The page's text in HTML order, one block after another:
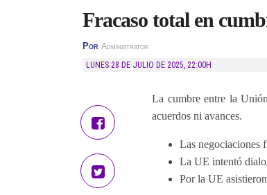
Fracaso total en
Por Administrator
LUNES 28 DE JULIO DE 2025, 22:00H
La cumbre entre la
acuerdos ni avances.
Las negociaciones
La UE intentó
Por la UE